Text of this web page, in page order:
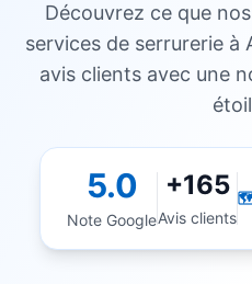
Découvrez ce que
services de serrurerie à
avis clients avec une
5.0
Note Google
+165
Avis clients
🗺️